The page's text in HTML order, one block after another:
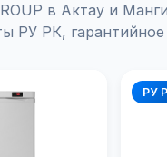
в Актау и
РУ РК,
РУ